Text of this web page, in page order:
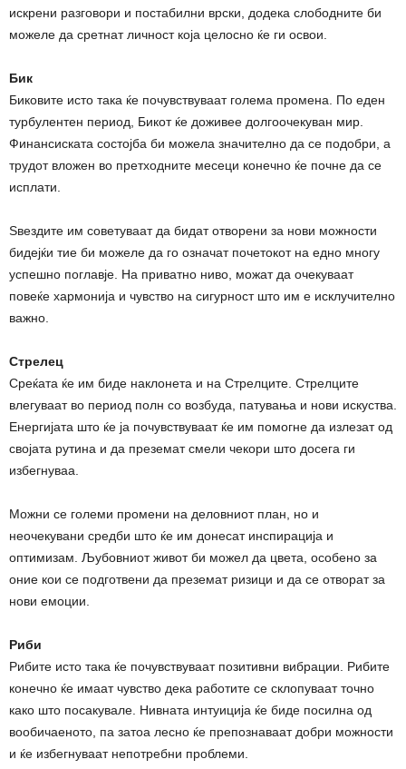
искрени разговори и постабилни врски, додека слободните би
можеле да сретнат личност која целосно ќе ги освои.
Бик
Биковите исто така ќе почувствуваат голема промена. По еден
турбулентен период, Бикот ќе доживее долгоочекуван мир.
Финансиската состојба би можела значително да се подобри, а
трудот вложен во претходните месеци конечно ќе почне да се
исплати.
Ѕвездите им советуваат да бидат отворени за нови можности
бидејќи тие би можеле да го означат почетокот на едно многу
успешно поглавје. На приватно ниво, можат да очекуваат
повеќе хармонија и чувство на сигурност што им е исклучително
важно.
Стрелец
Среќата ќе им биде наклонета и на Стрелците. Стрелците
влегуваат во период полн со возбуда, патувања и нови искуства.
Енергијата што ќе ја почувствуваат ќе им помогне да излезат од
својата рутина и да преземат смели чекори што досега ги
избегнуваа.
Можни се големи промени на деловниот план, но и
неочекувани средби што ќе им донесат инспирација и
оптимизам. Љубовниот живот би можел да цвета, особено за
оние кои се подготвени да преземат ризици и да се отворат за
нови емоции.
Риби
Рибите исто така ќе почувствуваат позитивни вибрации. Рибите
конечно ќе имаат чувство дека работите се склопуваат точно
како што посакувале. Нивната интуиција ќе биде посилна од
вообичаеното, па затоа лесно ќе препознаваат добри можности
и ќе избегнуваат непотребни проблеми.